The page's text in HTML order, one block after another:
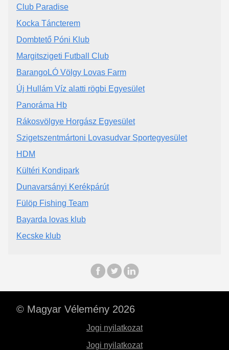
Club Paradise
Kocka Táncterem
Dombtető Póni Klub
Margitszigeti Futball Club
BarangoLÓ Völgy Lovas Farm
Új Hullám Víz alatti rögbi Egyesület
Panoráma Hb
Rákosvölgye Horgász Egyesület
Szigetszentmártoni Lovasudvar Sportegyesület
HDM
Kültéri Kondipark
Dunavarsányi Kerékpárút
Fülöp Fishing Team
Bayarda lovas klub
Kecske klub
© Magyar Vélemény 2026
Jogi nyilatkozat
Jogi nyilatkozat